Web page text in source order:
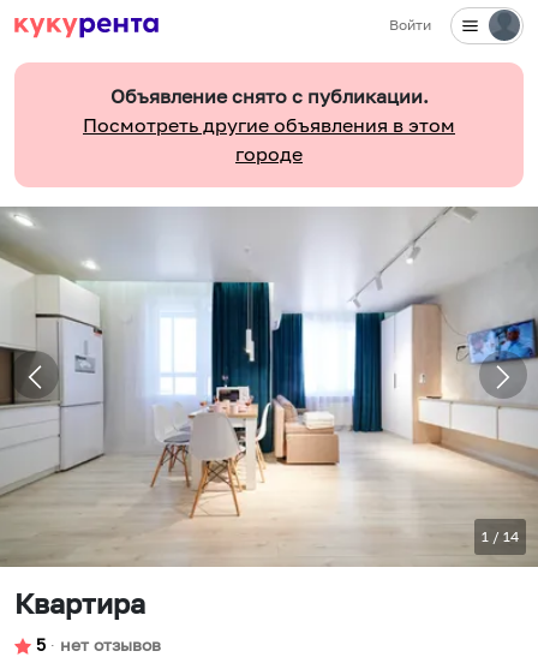
Войти
Объявление снято с публикации.
Посмотреть другие объявления в этом
городе
1 / 14
Квартира
5 ∙ нет отзывов